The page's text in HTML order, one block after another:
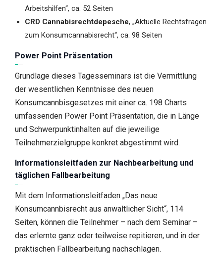
Arbeitshilfen“, ca. 52 Seiten
CRD Cannabisrechtdepesche, „Aktuelle Rechtsfragen
zum Konsumcannabisrecht“, ca. 98 Seiten
Power Point Präsentation
Grundlage dieses Tagesseminars ist die Vermittlung
der wesentlichen Kenntnisse des neuen
Konsumcannbisgesetzes mit einer ca. 198 Charts
umfassenden Power Point Präsentation, die in Länge
und Schwerpunktinhalten auf die jeweilige
Teilnehmerzielgruppe konkret abgestimmt wird.
Informationsleitfaden zur Nachbearbeitung und
täglichen Fallbearbeitung
Mit dem Informationsleitfaden „Das neue
Konsumcannbisrecht aus anwaltlicher Sicht“, 114
Seiten, können die Teilnehmer – nach dem Seminar –
das erlernte ganz oder teilweise repitieren, und in der
praktischen Fallbearbeitung nachschlagen.